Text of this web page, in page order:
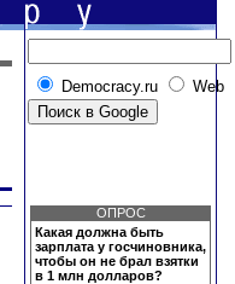
Democracy.ru Web
ОПРОС
Какая должна быть
зарплата у госчиновника,
чтобы он не брал взятки
в 1 млн долларов?